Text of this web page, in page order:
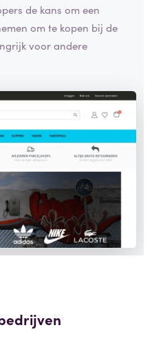
de kans om een
om te kopen bij de
voor andere